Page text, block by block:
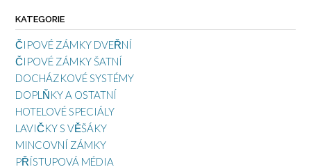
KATEGORIE
ČIPOVÉ ZÁMKY DVEŘNÍ
ČIPOVÉ ZÁMKY ŠATNÍ
DOCHÁZKOVÉ SYSTÉMY
DOPLŇKY A OSTATNÍ
HOTELOVÉ SPECIÁLY
LAVIČKY S VĚŠÁKY
MINCOVNÍ ZÁMKY
PŘÍSTUPOVÁ MÉDIA